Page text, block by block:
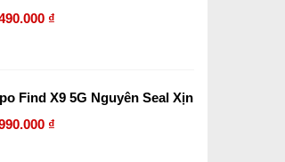
₫
Find X9 5G Nguyên Seal Xịn
₫